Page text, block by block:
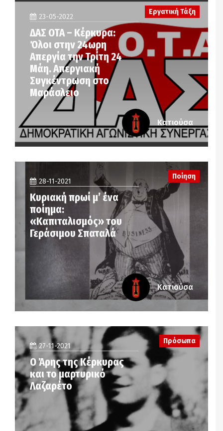
23-05-2022
ΔΑΣ ΟΤΑ – Κέρκυρα:
Όλοι στην 24ωρη
Απεργία την Τρίτη 24
Μάη. Απεργιακή
Συγκέντρωση στο
Μαράσλειο
Εργατική Τάξη
Κατιούσα
28-11-2021
Κυριακή πρωί μ’ ένα
ποίημα:
«Καπιταλισμός» του
Γεράσιμου Σπαταλά
Ποίηση
Κατιούσα
27-11-2021
Ο Άρης της Κέρκυρας
και το μαρτυρικό
Λαζαρέτο
Πρόσωπα